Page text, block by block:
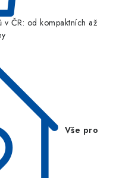
v ČR: od kompaktních až
Vše pro